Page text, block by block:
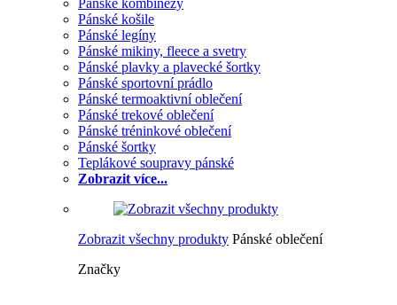
Pánské kombinézy
Pánské košile
Pánské legíny
Pánské mikiny, fleece a svetry
Pánské plavky a plavecké šortky
Pánské sportovní prádlo
Pánské termoaktivní oblečení
Pánské trekové oblečení
Pánské tréninkové oblečení
Pánské šortky
Teplákové soupravy pánské
Zobrazit více...
Zobrazit všechny produkty Pánské oblečení
Značky